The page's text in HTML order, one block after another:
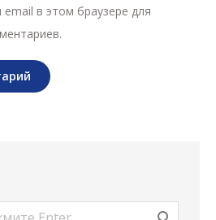
в этом браузере для